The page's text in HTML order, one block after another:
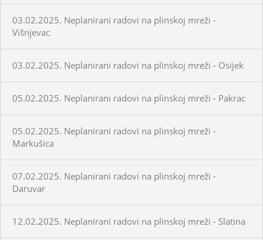
03.02.2025. Neplanirani radovi na plinskoj mreži -
Višnjevac
03.02.2025. Neplanirani radovi na plinskoj mreži - Osijek
05.02.2025. Neplanirani radovi na plinskoj mreži - Pakrac
05.02.2025. Neplanirani radovi na plinskoj mreži -
Markušica
07.02.2025. Neplanirani radovi na plinskoj mreži -
Daruvar
12.02.2025. Neplanirani radovi na plinskoj mreži - Slatina